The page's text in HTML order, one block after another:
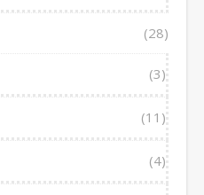
(28)
(3)
(11)
(4)